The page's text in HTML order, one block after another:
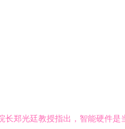
长郑光廷教授指出，智能硬件